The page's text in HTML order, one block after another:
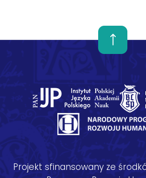
Projekt sfinansowany ze